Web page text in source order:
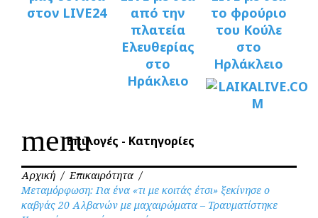
menuΕπιλογές - Κατηγορίες
Αρχική / Επικαιρότητα /
Μεταμόρφωση: Για ένα «τι με κοιτάς έτσι» ξεκίνησε ο
καβγάς 20 Αλβανών με μαχαιρώματα – Τραυματίστηκε